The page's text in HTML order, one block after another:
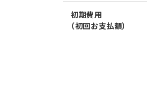
初期費用
（初回お支払額）